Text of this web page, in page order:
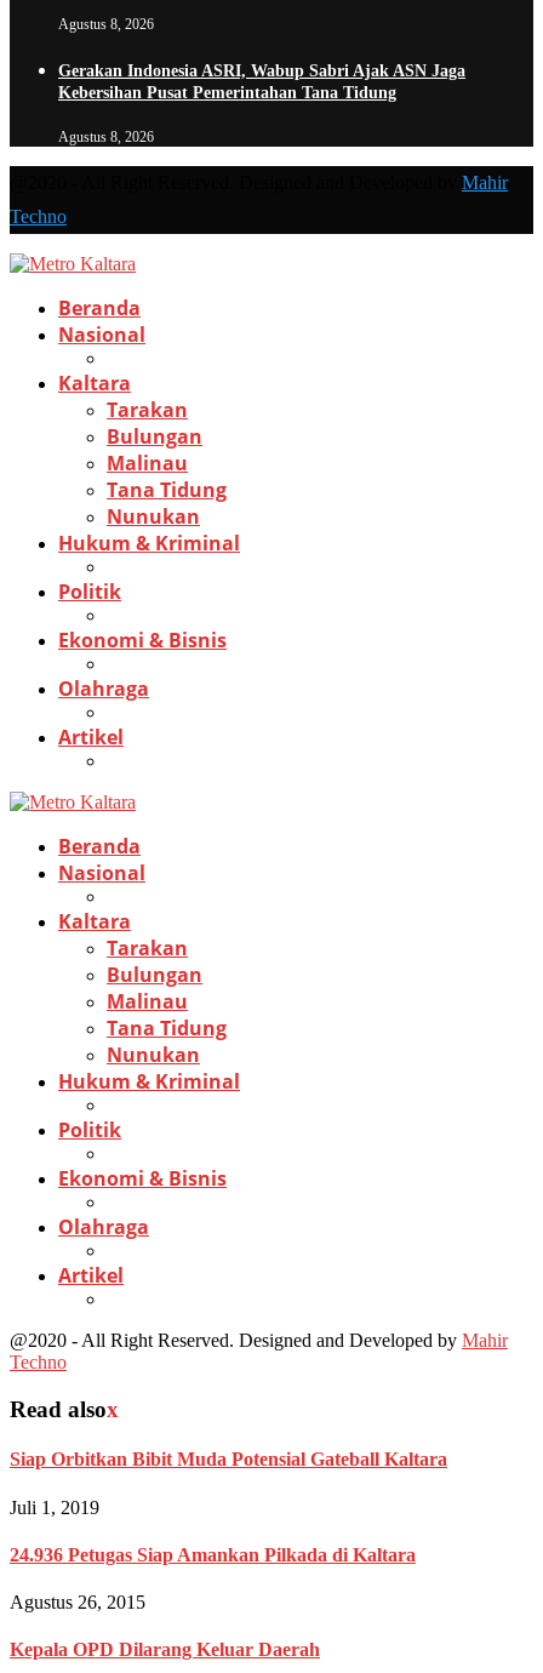
Agustus 8, 2026
Gerakan Indonesia ASRI, Wabup Sabri Ajak ASN Jaga
Kebersihan Pusat Pemerintahan Tana Tidung
Agustus 8, 2026
Mahir
Techno
Beranda
Nasional
Kaltara
Tarakan
Bulungan
Malinau
Tana Tidung
Nunukan
Hukum & Kriminal
Politik
Ekonomi & Bisnis
Olahraga
Artikel
Beranda
Nasional
Kaltara
Tarakan
Bulungan
Malinau
Tana Tidung
Nunukan
Hukum & Kriminal
Politik
Ekonomi & Bisnis
Olahraga
Artikel
@2020 - All Right Reserved. Designed and Developed by Mahir
Techno
Read alsox
Siap Orbitkan Bibit Muda Potensial Gateball Kaltara
Juli 1, 2019
24.936 Petugas Siap Amankan Pilkada di Kaltara
Agustus 26, 2015
Kepala OPD Dilarang Keluar Daerah